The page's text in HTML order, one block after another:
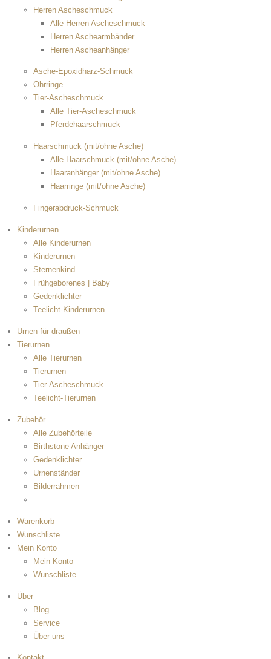
Herren Ascheschmuck
Alle Herren Ascheschmuck
Herren Aschearmbänder
Herren Ascheanhänger
Asche-Epoxidharz-Schmuck
Ohrringe
Tier-Ascheschmuck
Alle Tier-Ascheschmuck
Pferdehaarschmuck
Haarschmuck (mit/ohne Asche)
Alle Haarschmuck (mit/ohne Asche)
Haaranhänger (mit/ohne Asche)
Haarringe (mit/ohne Asche)
Fingerabdruck-Schmuck
Kinderurnen
Alle Kinderurnen
Kinderurnen
Sternenkind
Frühgeborenes | Baby
Gedenklichter
Teelicht-Kinderurnen
Urnen für draußen
Tierurnen
Alle Tierurnen
Tierurnen
Tier-Ascheschmuck
Teelicht-Tierurnen
Zubehör
Alle Zubehörteile
Birthstone Anhänger
Gedenklichter
Urnenständer
Bilderrahmen
Warenkorb
Wunschliste
Mein Konto
Mein Konto
Wunschliste
Über
Blog
Service
Über uns